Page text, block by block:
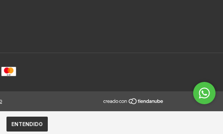
ENTENDIDO